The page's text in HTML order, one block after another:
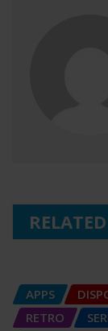
APPS
RETRO